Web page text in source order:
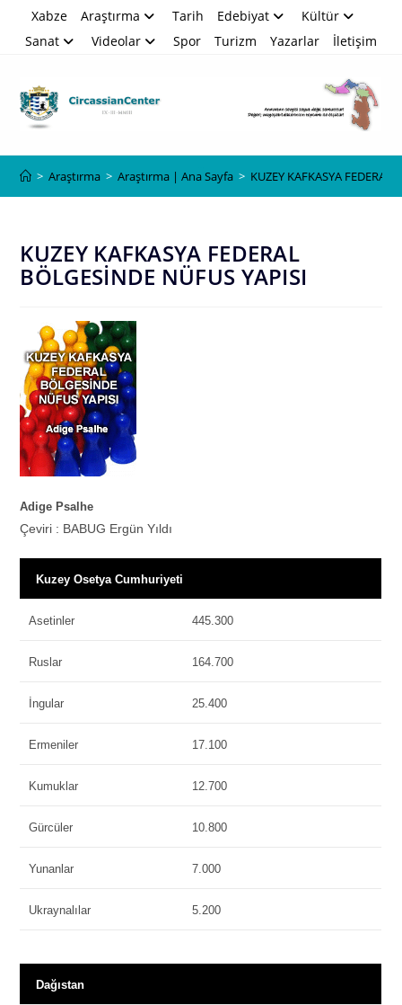
Xabze Araştırma Tarih Edebiyat
Kültür
Sanat
Videolar Spor Turizm Yazarlar İletişim
> Araştırma > Araştırma | Ana Sayfa > KUZEY KAFKASYA FEDERAL
KUZEY KAFKASYA FEDERAL
BÖLGESİNDE NÜFUS YAPISI
Adige Psalhe
Çeviri : BABUG Ergün Yıldı
Kuzey Osetya Cumhuriyeti
Asetinler 445.300
Ruslar 164.700
İngular 25.400
Ermeniler 17.100
Kumuklar 12.700
Gürcüler 10.800
Yunanlar 7.000
Ukraynalılar 5.200
Dağıstan